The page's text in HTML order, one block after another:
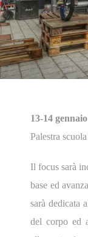
13-14
Palestra
Il focus sarà
base ed
sarà dedicata
del corpo ed